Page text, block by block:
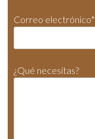
Correo electrónico*
¿Qué necesitas?